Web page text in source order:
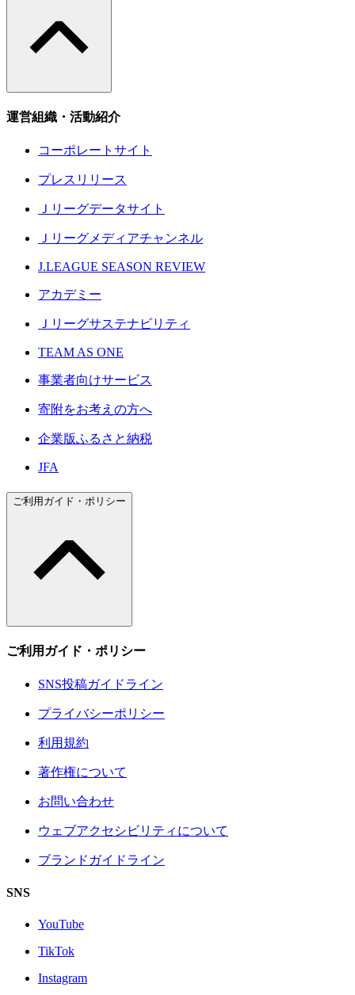
運営組織・活動紹介
コーポレートサイト
プレスリリース
Ｊリーグデータサイト
Ｊリーグメディアチャンネル
J.LEAGUE SEASON REVIEW
アカデミー
Ｊリーグサステナビリティ
TEAM AS ONE
事業者向けサービス
寄附をお考えの方へ
企業版ふるさと納税
JFA
ご利用ガイド・ポリシー
ご利用ガイド・ポリシー
SNS投稿ガイドライン
プライバシーポリシー
利用規約
著作権について
お問い合わせ
ウェブアクセシビリティについて
ブランドガイドライン
SNS
YouTube
TikTok
Instagram